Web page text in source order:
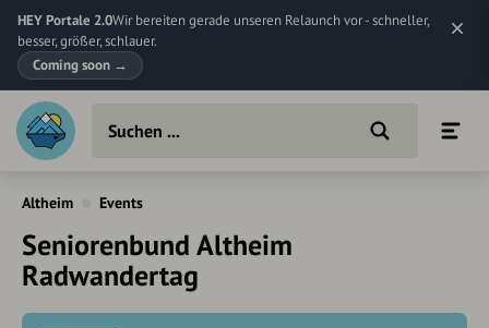
HEY Portale 2.0Wir bereiten gerade unseren Relaunch vor - schneller,
besser, größer, schlauer.
Coming soon →
Altheim Events
Seniorenbund Altheim
Radwandertag